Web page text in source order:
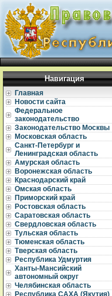
Навигация
Главная
Новости сайта
Федеральное
законодательство
Законодательство Москвы
Московская область
Санкт-Петербург и
Ленинградская область
Амурская область
Воронежская область
Краснодарский край
Омская область
Приморский край
Ростовская область
Саратовская область
Свердловская область
Тульская область
Тюменская область
Тверская область
Республика Удмуртия
Ханты-Мансийский
автономный округ
Челябинская область
Республика САХА (Якутия)